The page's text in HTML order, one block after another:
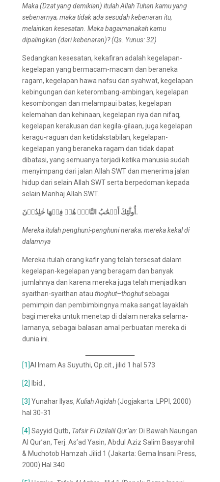
Maka (Dzat yang demikian) itulah Allah Tuhan kamu yang
sebenarnya; maka tidak ada sesudah kebenaran itu,
melainkan kesesatan. Maka bagaimanakah kamu
dipalingkan (dari kebenaran)? (Qs. Yunus: 32)
Sedangkan kesesatan, kekafiran adalah kegelapan-
kegelapan yang bermacam-macam dan beraneka
ragam, kegelapan hawa nafsu dan syahwat, kegelapan
kebingungan dan keterombang-ambingan, kegelapan
kesombongan dan melampaui batas, kegelapan
kelemahan dan kehinaan, kegelapan riya dan nifaq,
kegelapan kerakusan dan kegila-gilaan, juga kegelapan
keragu-raguan dan ketidakstabilan, kegelapan-
kegelapan yang beraneka ragam dan tidak dapat
dibatasi, yang semuanya terjadi ketika manusia sudah
menyimpang dari jalan Allah SWT dan menerima jalan
hidup dari selain Allah SWT serta berpedoman kepada
selain Manhaj Allah SWT.
أُولٰٓئِكَ أَصۡحَٰبُ النَّارِۖ هُمۡ فِيۡهَا خٰلِدُوۡنَ.
Mereka itulah penghuni-penghuni neraka; mereka kekal di
dalamnya
Mereka itulah orang kafir yang telah tersesat dalam
kegelapan-kegelapan yang beragam dan banyak
jumlahnya dan karena mereka juga telah menjadikan
syaithan-syaithan atau thoghut–thoghutsebagai
pemimpin dan pembimbingnya maka sangat layaklah
bagi mereka untuk menetap di dalam neraka selama-
lamanya, sebagai balasan amal perbuatan mereka di
dunia ini.
[1]Al Imam As Suyuthi, Op.cit., jilid 1 hal 573
[2] Ibid.,
[3] Yunahar Ilyas, Kuliah Aqidah(Jogjakarta: LPPI, 2000)
hal 30-31
[4] Sayyid Qutb, Tafsir Fi Dzilalil Qur’an: Di Bawah Naungan
Al Qur’an, Terj. As’ad Yasin, Abdul Aziz Salim Basyarohil
& Muchotob Hamzah Jilid 1 (Jakarta: Gema Insani Press,
2000) Hal 340